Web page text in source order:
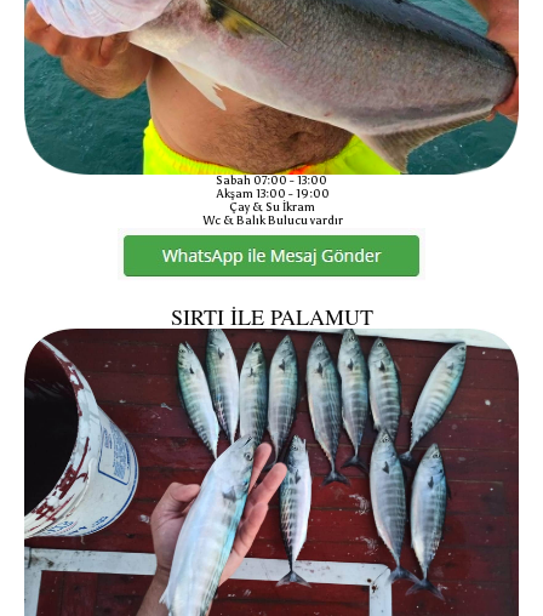
Sabah 07:00 - 13:00
Akşam 13:00 - 19:00
Çay & Su İkram
Wc & Balık Bulucu vardır
SIRTI İLE PALAMUT